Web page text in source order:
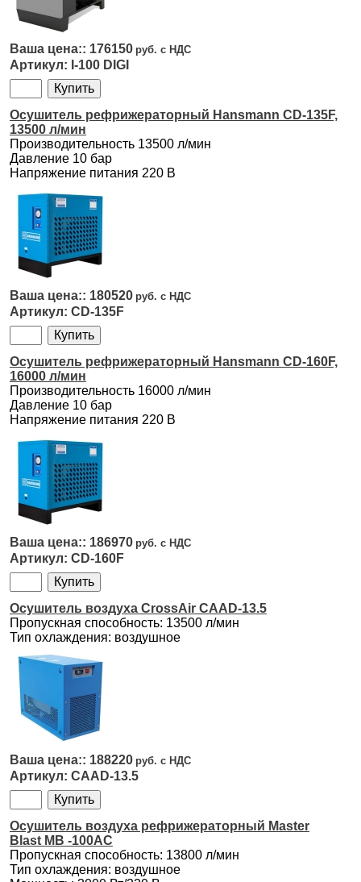
176150
I-100 DIGI
Осушитель рефрижераторный Hansmann CD-135F,
13500 л/мин
Производительность 13500 л/мин
Давление 10 бар
Напряжение питания 220 В
180520
CD-135F
Осушитель рефрижераторный Hansmann CD-160F,
16000 л/мин
Производительность 16000 л/мин
Давление 10 бар
Напряжение питания 220 В
186970
CD-160F
Осушитель воздуха CrossAir CAAD-13.5
Пропускная способность: 13500 л/мин
Тип охлаждения: воздушное
188220
CAAD-13.5
Осушитель воздуха рефрижераторный Master
Blast MB -100AC
Пропускная способность: 13800 л/мин
Тип охлаждения: воздушное